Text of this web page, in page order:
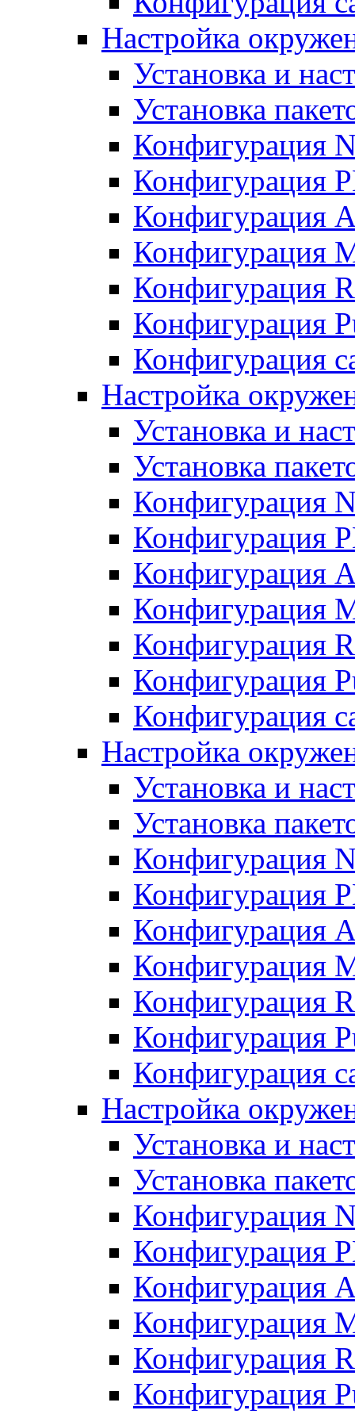
Настройка
Установка и
Установка
Конфигурация
Конфигурация
Конфигурация
Конфигурация
Конфигурация
Конфигурация
Конфигурация
Настройка
Установка и
Установка
Конфигурация
Конфигурация
Конфигурация
Конфигурация
Конфигурация
Конфигурация
Конфигурация
Настройка
Установка и
Установка
Конфигурация
Конфигурация
Конфигурация
Конфигурация
Конфигурация
Конфигурация
Конфигурация
Настройка
Установка и
Установка
Конфигурация
Конфигурация
Конфигурация
Конфигурация
Конфигурация
Конфигурация